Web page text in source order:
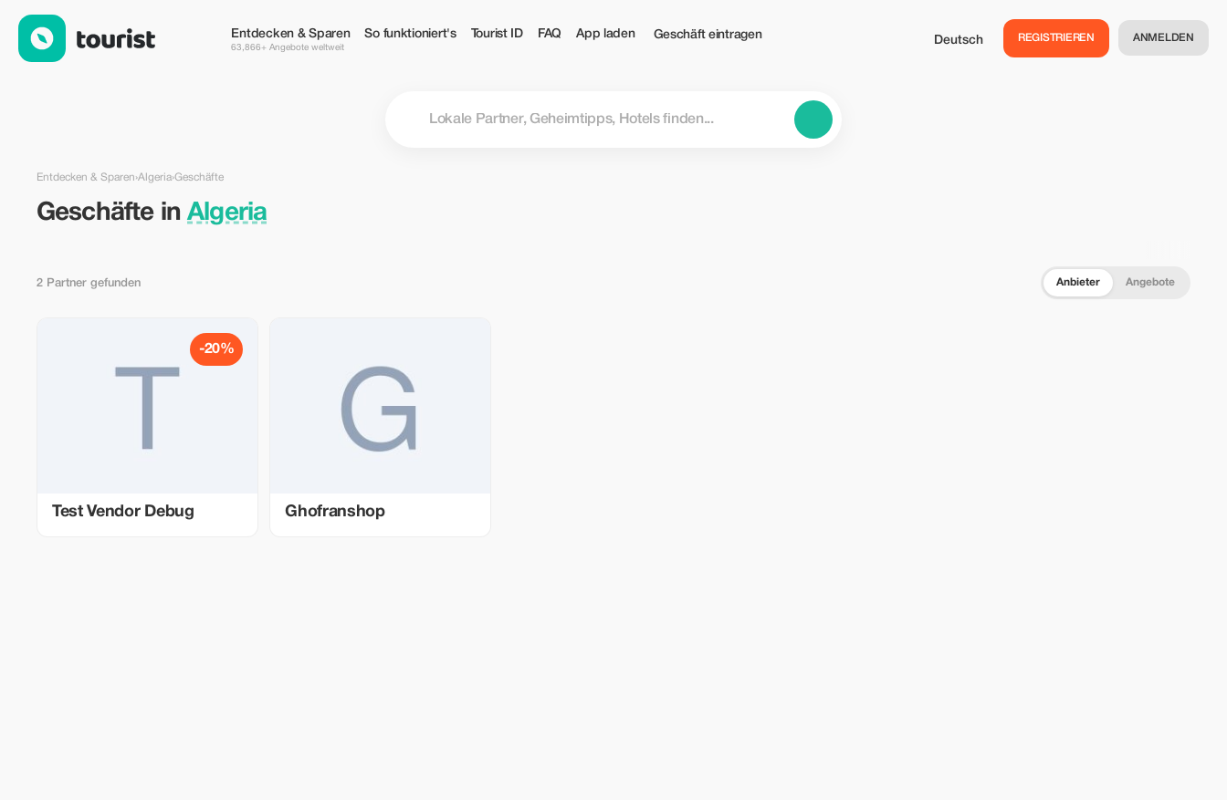
Entdecken & Sparen
63,866+ Angebote weltweit
So funktioniert's Tourist ID FAQ App laden Geschäft eintragen Deutsch REGISTRIEREN ANMELDEN
Entdecken & Sparen›Algeria›Geschäfte
Geschäfte inAlgeria
2 Partner gefunden Anbieter Angebote
-20%
Test Vendor Debug Ghofranshop